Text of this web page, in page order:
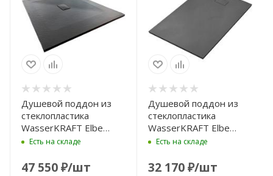
Душевой поддон из
стеклопластика
WasserKRAFT Elbe
140×100 74T37
Есть на складе
47 550₽/шт
Душевой поддон из
стеклопластика
WasserKRAFT Elbe
110x90 74T15 черный
Есть на складе
32 170₽/шт